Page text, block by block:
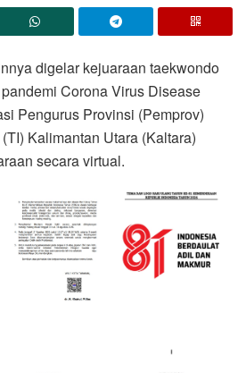
digelar kejuaraan taekwondo
Corona Virus Disease
Pengurus Provinsi (Pemprov)
Kalimantan Utara (Kaltara)
secara virtual.